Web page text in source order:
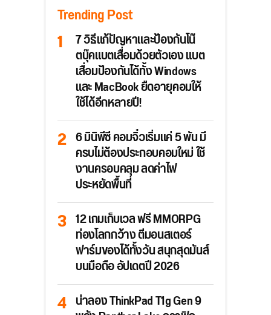
Trending Post
7 วิธีแก้ปัญหาและป้องกันโน๊
ตบุ๊คแบตเสื่อมด้วยตัวเอง แบต
เสื่อมป้องกันได้ทั้ง Windows
และ MacBook ยืดอายุคอมให้
ใช้ได้อีกหลายปี!
6 มินิพีซี คอมจิ๋วเริ่มแค่ 5 พัน มี
ครบไม่ต้องประกอบคอมใหม่ ใช้
งานครอบคลุม ลดค่าไฟ
ประหยัดพื้นที่
12 เกมเก็บเวล ฟรี MMORPG
ท่องโลกกว้าง ตีมอนสเตอร์
ฟาร์มของได้ทั้งวัน สนุกสุดมันส์
บนมือถือ อัปเดตปี 2026
น่าลอง ThinkPad T1g Gen 9